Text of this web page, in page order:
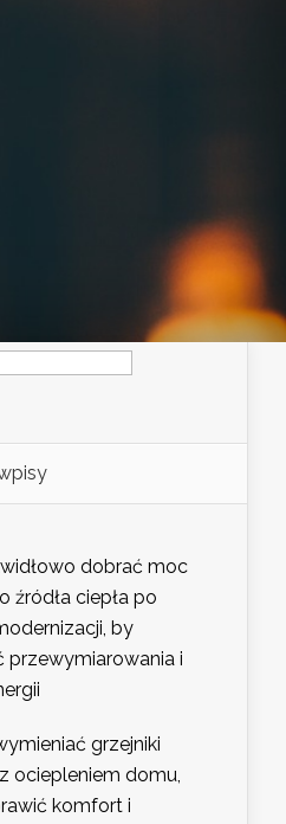
dobrać moc
źródła ciepła po
by
przewymiarowania i
grzejniki
ociepleniem domu,
komfort i